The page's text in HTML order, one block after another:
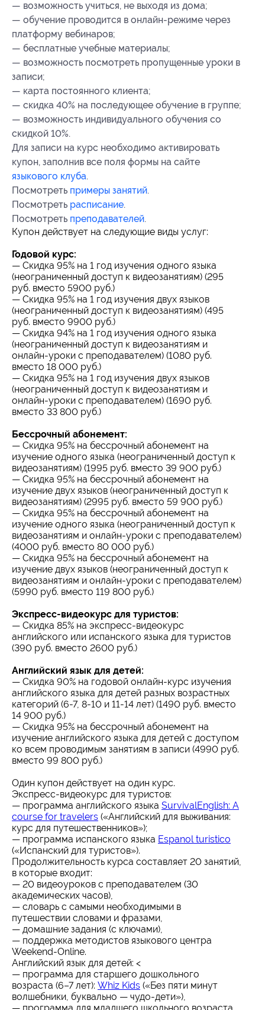
— возможность учиться, не выходя из дома;
— обучение проводится в онлайн-режиме через
платформу вебинаров;
— бесплатные учебные материалы;
— возможность посмотреть пропущенные уроки в
записи;
— карта постоянного клиента;
— скидка 40% на последующее обучение в группе;
— возможность индивидуального обучения со
скидкой 10%.
Для записи на курс необходимо активировать
купон, заполнив все поля формы на сайте
языкового клуба.
Посмотреть примеры занятий.
Посмотреть расписание.
Посмотреть преподавателей.
Купон действует на следующие виды услуг:
Годовой курс:
— Скидка 95% на 1 год изучения одного языка
(неограниченный доступ к видеозанятиям) (295
руб. вместо 5900 руб.)
— Скидка 95% на 1 год изучения двух языков
(неограниченный доступ к видеозанятиям) (495
руб. вместо 9900 руб.)
— Скидка 94% на 1 год изучения одного языка
(неограниченный доступ к видеозанятиям и
онлайн-уроки с преподавателем) (1080 руб.
вместо 18 000 руб.)
— Скидка 95% на 1 год изучения двух языков
(неограниченный доступ к видеозанятиям и
онлайн-уроки с преподавателем) (1690 руб.
вместо 33 800 руб.)
Бессрочный абонемент:
— Скидка 95% на бессрочный абонемент на
изучение одного языка (неограниченный доступ к
видеозанятиям) (1995 руб. вместо 39 900 руб.)
— Скидка 95% на бессрочный абонемент на
изучение двух языков (неограниченный доступ к
видеозанятиям) (2995 руб. вместо 59 900 руб.)
— Скидка 95% на бессрочный абонемент на
изучение одного языка (неограниченный доступ к
видеозанятиям и онлайн-уроки с преподавателем)
(4000 руб. вместо 80 000 руб.)
— Скидка 95% на бессрочный абонемент на
изучение двух языков (неограниченный доступ к
видеозанятиям и онлайн-уроки с преподавателем)
(5990 руб. вместо 119 800 руб.)
Экспресс-видеокурс для туристов:
— Скидка 85% на экспресс-видеокурс
английского или испанского языка для туристов
(390 руб. вместо 2600 руб.)
Английский язык для детей:
— Скидка 90% на годовой онлайн-курс изучения
английского языка для детей разных возрастных
категорий (6-7, 8-10 и 11-14 лет) (1490 руб. вместо
14 900 руб.)
— Скидка 95% на бессрочный абонемент на
изучение английского языка для детей с доступом
ко всем проводимым занятиям в записи (4990 руб.
вместо 99 800 руб.)
Один купон действует на один курс.
Экспресс-видеокурс для туристов:
— программа английского языка SurvivalEnglish: A
course for travelers («Английский для выживания:
курс для путешественников»);
— программа испанского языка Espanol turistico
(«Испанский для туристов»).
Продолжительность курса составляет 20 занятий,
в которые входит:
— 20 видеоуроков с преподавателем (30
академических часов),
— словарь с самыми необходимыми в
путешествии словами и фразами,
— домашние задания (с ключами),
— поддержка методистов языкового центра
Weekend-Online.
Английский язык для детей: <
— программа для старшего дошкольного
возраста (6–7 лет): Whiz Kids («Без пяти минут
волшебники, буквально — чудо-дети»),